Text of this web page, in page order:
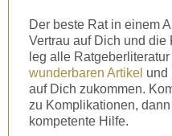
Der beste Rat in einem
Vertrau auf Dich und
leg alle
wunderbaren Artikel und
auf Dich zukommen.
zu Komplikationen,
kompetente Hilfe.